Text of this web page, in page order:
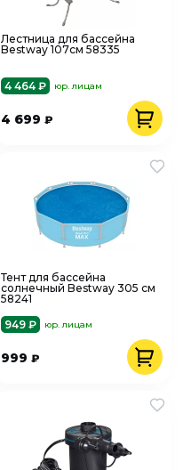
Лестница для бассейна
Bestway 107см 58335
4 464 ₽ юр. лицам
4 699₽
Тент для бассейна
солнечный Bestway 305 см
58241
949 ₽
юр. лицам
999₽